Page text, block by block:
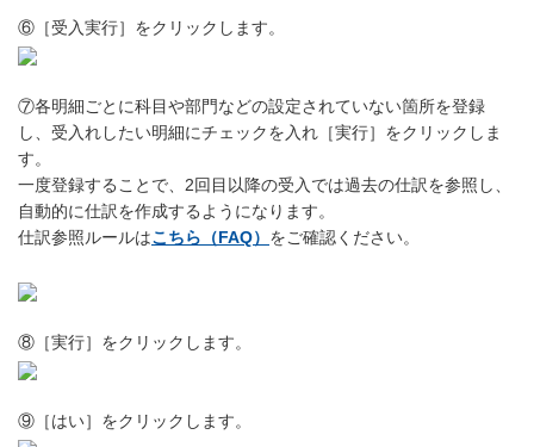
⑥［受入実行］をクリックします。
⑦各明細ごとに科目や部門などの設定されていない箇所を登録
し、受入れしたい明細にチェックを入れ［実行］をクリックしま
す。
一度登録することで、2回目以降の受入では過去の仕訳を参照し、
自動的に仕訳を作成するようになります。
仕訳参照ルールはこちら（FAQ） をご確認ください。
⑧［実行］をクリックします。
⑨［はい］をクリックします。